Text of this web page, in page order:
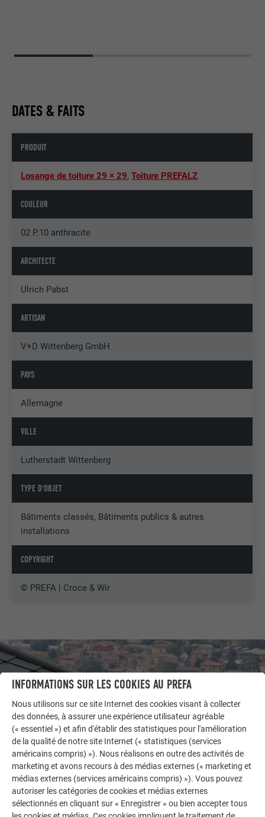
DATES & FAITS
PRODUIT
Losange de toiture 29 × 29,Toiture PREFALZ
COULEUR
02 P.10 anthracite
ARCHITECTE
Ulrich Pabst
ARTISAN
V+D Wittenberg GmbH
PAYS
Allemagne
VILLE
Lutherstadt Wittenberg
TYPE D'OBJET
Bâtiments classés, Bâtiments publics & autres
installations
COPYRIGHT
© PREFA | Croce & Wir
LAISSEZ-VOUS INSPIRER
AUTRES BÂTIMENTS
INFORMATIONS SUR LES COOKIES AU PREFA
Nous utilisons sur ce site Internet des cookies visant à collecter
des données, à assurer une expérience utilisateur agréable
(« essentiel ») et afin d'établir des statistiques pour l'amélioration
de la qualité de notre site Internet (« statistiques (services
américains compris) »). Nous réalisons en outre des activités de
marketing et avons recours à des médias externes (« marketing et
médias externes (services américains compris) »). Vous pouvez
autoriser les catégories de cookies et médias externes
sélectionnés en cliquant sur « Enregistrer » ou bien accepter tous